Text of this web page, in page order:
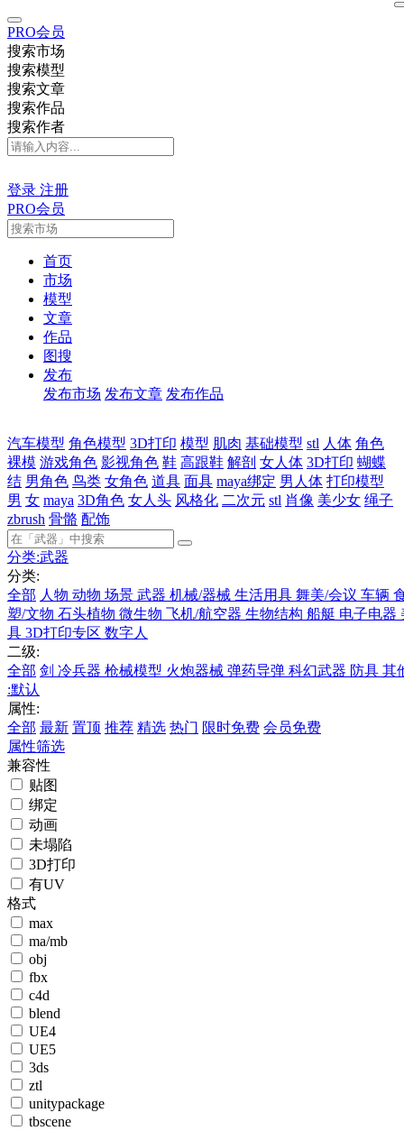
PRO会员
搜索市场
搜索模型
搜索文章
搜索作品
搜索作者
登录 注册
PRO会员
首页
市场
模型
文章
作品
图搜
发布
发布市场 发布文章 发布作品
汽车模型 角色模型 3D打印 模型 肌肉 基础模型 stl 人体 角色
裸模 游戏角色 影视角色 鞋 高跟鞋 解剖 女人体 3D打印 蝴蝶
结 男角色 鸟类 女角色 道具 面具 maya绑定 男人体 打印模型
男 女 maya 3D角色 女人头 风格化 二次元 stl 肖像 美少女 绳子
zbrush 骨骼 配饰
分类:武器
分类:
全部 人物 动物 场景 武器 机械/器械 生活用具 舞美/会议 车辆
塑/文物 石头植物 微生物 飞机/航空器 生物结构 船艇 电子电器
具 3D打印专区 数字人
二级:
全部 剑 冷兵器 枪械模型 火炮器械 弹药导弹 科幻武器 防具 其
:默认
属性:
全部 最新 置顶 推荐 精选 热门 限时免费 会员免费
属性筛选
兼容性
贴图
绑定
动画
未塌陷
3D打印
有UV
格式
max
ma/mb
obj
fbx
c4d
blend
UE4
UE5
3ds
ztl
unitypackage
tbscene